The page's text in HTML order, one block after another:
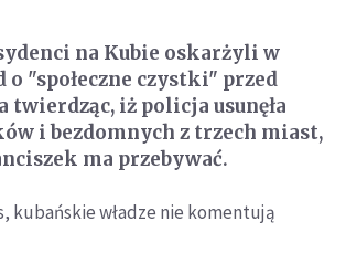
na Kubie oskarżyli w
"społeczne czystki" przed
twierdząc, iż policja usunęła
i bezdomnych z trzech miast,
ma przebywać.
kubańskie władze nie komentują